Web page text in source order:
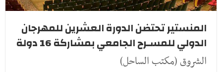
المنستير تحتضن الدورة العشرين للمهرجان
الدولي للمسـرح الجامعي بمشاركة 16 دولة
الشروق (مكتب الساحل)